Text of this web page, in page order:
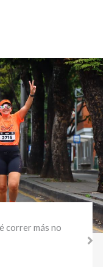
correr más no